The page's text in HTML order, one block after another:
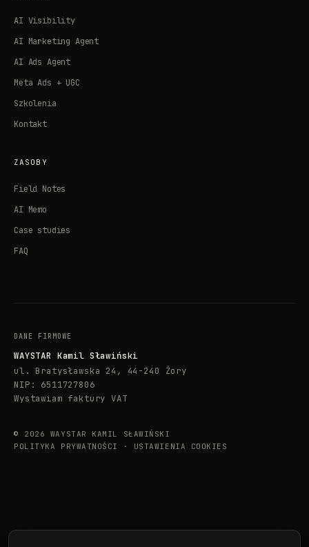
AI Visibility
AI Marketing Agent
AI Ads Agent
Meta Ads + UGC
Szkolenia
Kontakt
ZASOBY
Field Notes
AI Memo
Case studies
FAQ
DANE FIRMOWE
WAYSTAR Kamil Sławiński
ul. Bratysławska 24, 44-240 Żory
NIP: 6511727806
Wystawiam faktury VAT
© 2026 WAYSTAR KAMIL SŁAWIŃSKI
POLITYKA PRYWATNOŚCI
· USTAWIENIA COOKIES